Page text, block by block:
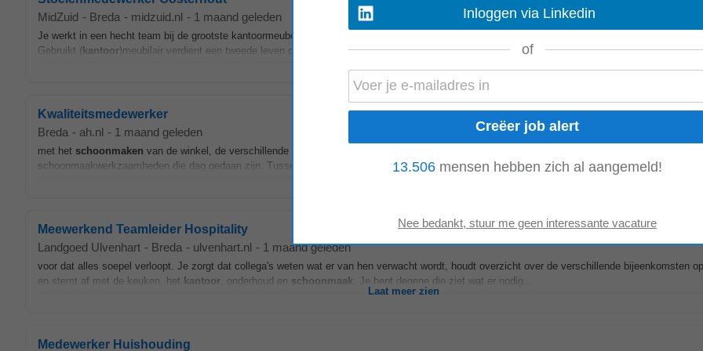
MidZuid - Breda - midzuid.nl - 1 maand geleden
Je werkt in een hecht team bij de grootste kantoormeubelverhuurder van de Benelux - met klanten in Nederland, België, Duitsland en Frankrijk.
Gebruikt (kantoor)meubilair verdient een tweede leven door het opnieuw aan te bieden...
Kwaliteitsmedewerker
Breda - ah.nl - 1 maand geleden
met het schoonmaken van de winkel, de verschillende
schoonmaakwerkzaamheden die dag gedaan zijn. Tussendoor veeg je het magazijn en voorzie je alle koffiemachines in de winkel...
Meewerkend Teamleider Hospitality
Landgoed Ulvenhart - Breda - ulvenhart.nl - 1 maand geleden
voor dat alles soepel verloopt. Je zorgt dat collega's weten wat er van hen verwacht wordt, houdt overzicht over de verschillende bijeenkomsten
en stemt af met de keuken, het kantoor , onderhoud en schoonmaak . Je bent degene die ziet wat er nodig...
Laat meer zien
Medewerker Huishouding
Inloggen via Linkedin
of
13.506 mensen hebben zich al aangemeld!